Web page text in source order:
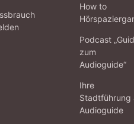
How to
Podcast
zum
Audioguide“
Ihre
Stadtführung
Audioguide